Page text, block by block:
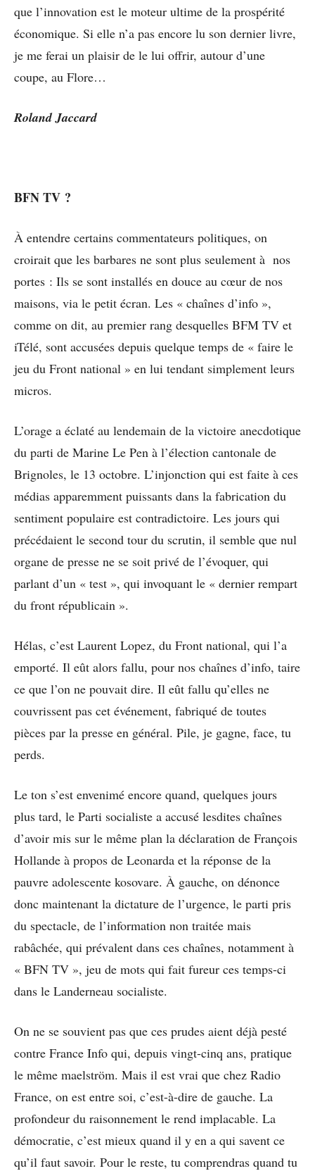
que l’innovation est le moteur ultime de la prospérité
économique. Si elle n’a pas encore lu son dernier livre,
je me ferai un plaisir de le lui offrir, autour d’une
coupe, au Flore…
Roland Jaccard
BFN TV ?
À entendre certains commentateurs politiques, on
croirait que les barbares ne sont plus seulement à nos
portes : Ils se sont installés en douce au cœur de nos
maisons, via le petit écran. Les « chaînes d’info »,
comme on dit, au premier rang desquelles BFM TV et
iTélé, sont accusées depuis quelque temps de « faire le
jeu du Front national » en lui tendant simplement leurs
micros.
L’orage a éclaté au lendemain de la victoire anecdotique
du parti de Marine Le Pen à l’élection cantonale de
Brignoles, le 13 octobre. L’injonction qui est faite à ces
médias apparemment puissants dans la fabrication du
sentiment populaire est contradictoire. Les jours qui
précédaient le second tour du scrutin, il semble que nul
organe de presse ne se soit privé de l’évoquer, qui
parlant d’un « test », qui invoquant le « dernier rempart
du front républicain ».
Hélas, c’est Laurent Lopez, du Front national, qui l’a
emporté. Il eût alors fallu, pour nos chaînes d’info, taire
ce que l’on ne pouvait dire. Il eût fallu qu’elles ne
couvrissent pas cet événement, fabriqué de toutes
pièces par la presse en général. Pile, je gagne, face, tu
perds.
Le ton s’est envenimé encore quand, quelques jours
plus tard, le Parti socialiste a accusé lesdites chaînes
d’avoir mis sur le même plan la déclaration de François
Hollande à propos de Leonarda et la réponse de la
pauvre adolescente kosovare. À gauche, on dénonce
donc maintenant la dictature de l’urgence, le parti pris
du spectacle, de l’information non traitée mais
rabâchée, qui prévalent dans ces chaînes, notamment à
« BFN TV », jeu de mots qui fait fureur ces temps-ci
dans le Landerneau socialiste.
On ne se souvient pas que ces prudes aient déjà pesté
contre France Info qui, depuis vingt-cinq ans, pratique
le même maelström. Mais il est vrai que chez Radio
France, on est entre soi, c’est-à-dire de gauche. La
profondeur du raisonnement le rend implacable. La
démocratie, c’est mieux quand il y en a qui savent ce
qu’il faut savoir. Pour le reste, tu comprendras quand tu